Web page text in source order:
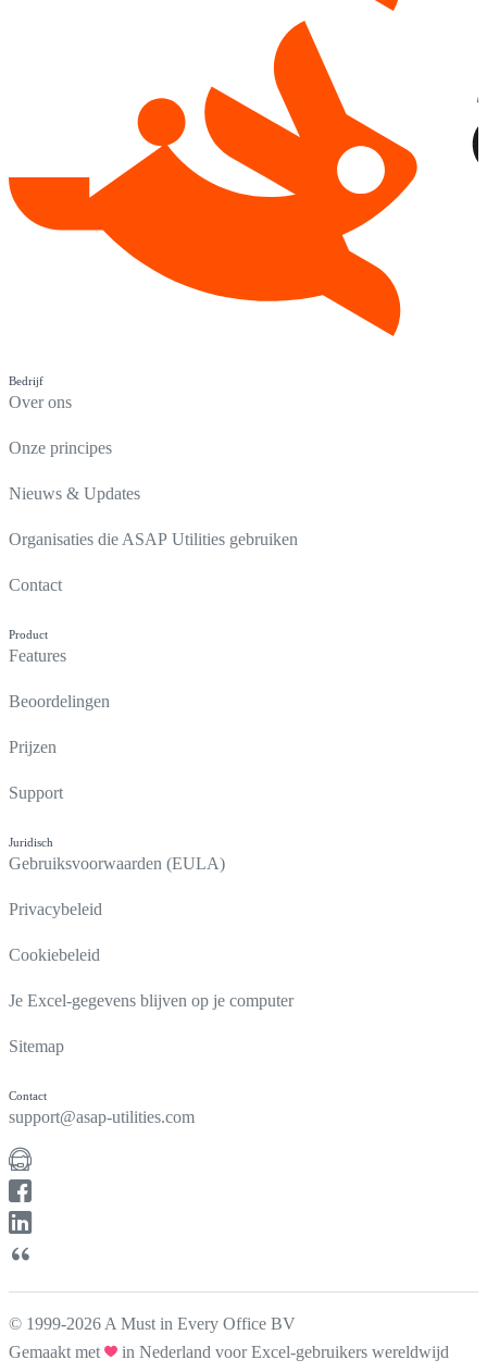
Bedrijf
Over ons
Onze principes
Nieuws & Updates
Organisaties die ASAP Utilities gebruiken
Contact
Product
Features
Beoordelingen
Prijzen
Support
Juridisch
Gebruiksvoorwaarden (EULA)
Privacybeleid
Cookiebeleid
Je Excel-gegevens blijven op je computer
Sitemap
Contact
support@asap-utilities.com
© 1999-2026 A Must in Every Office BV
Gemaakt met
in Nederland voor Excel-gebruikers wereldwijd